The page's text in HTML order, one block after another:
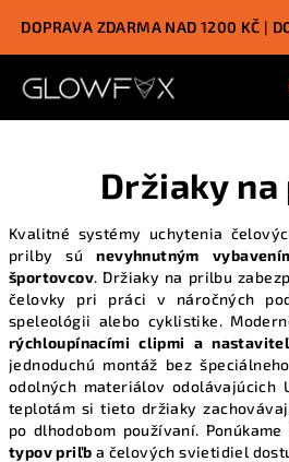
obsah
DOPRAVA ZDARMA NAD 1200 KČ |
Držiaky
Kvalitné systémy uchytenia
prilby súnevyhnutným
športovcov. Držiaky na prilbu
čelovky pri práci v náročných
speleológii alebo cyklistike.
rýchloupínacími clipmi a
jednoduchú montáž bez
odolných materiálov odolávajúcich
teplotám si tieto držiaky
po dlhodobom používaní. Ponúkame
typov priľb a čelových svietidiel